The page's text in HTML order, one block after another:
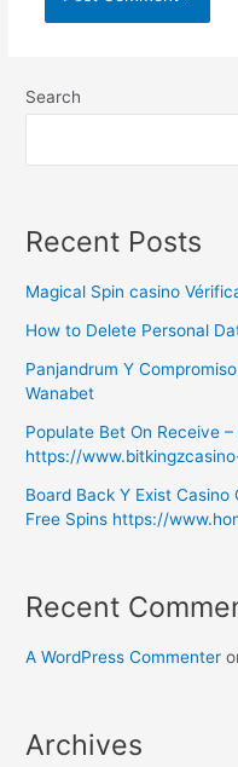
Search
Recent Posts
Magical Spin casino
How to Delete Personal
Panjandrum Y
Wanabet
Populate Bet On Receive
https://
Board Back Y Exist
Free Spins https://
Recent
A WordPress Commenter
Archives